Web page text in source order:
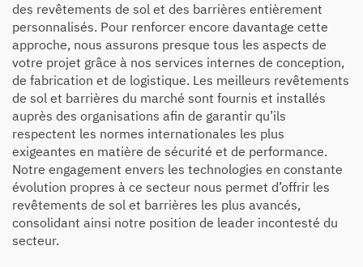
des revêtements de sol et des barrières entièrement
personnalisés. Pour renforcer encore davantage cette
approche, nous assurons presque tous les aspects de
votre projet grâce à nos services internes de conception,
de fabrication et de logistique. Les meilleurs revêtements
de sol et barrières du marché sont fournis et installés
auprès des organisations afin de garantir qu’ils
respectent les normes internationales les plus
exigeantes en matière de sécurité et de performance.
Notre engagement envers les technologies en constante
évolution propres à ce secteur nous permet d’offrir les
revêtements de sol et barrières les plus avancés,
consolidant ainsi notre position de leader incontesté du
secteur.